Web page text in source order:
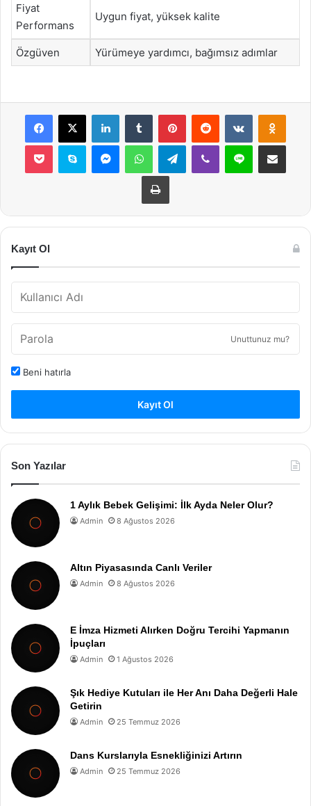
Fiyat
Performans
Uygun fiyat, yüksek kalite
Özgüven Yürümeye yardımcı, bağımsız adımlar
Facebook
X LinkedInTumblr PinterestReddit VKontakte
Pocket Skype MessengerWhatsAppTelegramViber Line E-Posta ile
Yazdır
Kayıt Ol
Unuttunuz mu?
Beni hatırla
Kayıt Ol
Son Yazılar
1 Aylık Bebek Gelişimi: İlk Ayda Neler Olur?
Admin 8 Ağustos 2026
Altın Piyasasında Canlı Veriler
Admin 8 Ağustos 2026
E İmza Hizmeti Alırken Doğru Tercihi Yapmanın
İpuçları
Admin 1 Ağustos 2026
Şık Hediye Kutuları ile Her Anı Daha Değerli Hale
Getirin
Admin 25 Temmuz 2026
Dans Kurslarıyla Esnekliğinizi Artırın
Admin 25 Temmuz 2026